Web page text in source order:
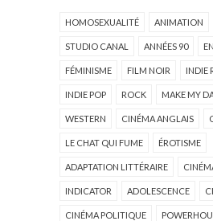
HOMOSEXUALITÉ ANIMATION
STUDIO CANAL ANNÉES 90
FÉMINISME FILM NOIR INDIE
INDIE POP ROCK MAKE MY
WESTERN CINÉMA ANGLAIS
LE CHAT QUI FUME ÉROTISME
ADAPTATION LITTÉRAIRE
INDICATOR ADOLESCENCE
CINÉMA POLITIQUE